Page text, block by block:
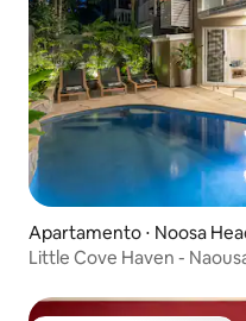
Apartamento ⋅ Noosa
Little Cove Haven -